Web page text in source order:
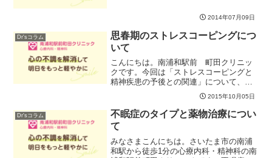
てんてこ舞いなスタッフ2人と、にこにこ
笑顔な先生の、なんともおかしな3人で頑
張っています♪来院し...
2014年07月09日
Dr'sコラム
思春期のストレスコーピングにつ
いて
こんにちは。南浦和駅前 町田クリニッ
クです。今回は「ストレスコーピングと
精神疾患の予後との関連」について、ニ
ューヨークの公立高校生を対象に前方視
的に行われたスタディからのご報告で
す。避けることのできないライフイベン
トにどのように対応（コーピ...
2015年10月05日
Dr'sコラム
不眠症のタイプと薬物治療につい
て
みなさまこんにちは。さいたま市の南浦
和駅から徒歩1分の心療内科・精神科の南